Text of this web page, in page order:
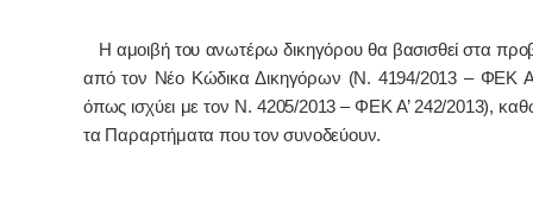
Η αμοιβή του ανωτέρω δικηγόρου θα βασισθεί στα
από τον Νέο Κώδικα Δικηγόρων (Ν. 4194/2013 – ΦΕΚ
όπως ισχύει με τον Ν. 4205/2013 – ΦΕΚ Α’ 242/2013),
τα Παραρτήματα που τον συνοδεύουν.